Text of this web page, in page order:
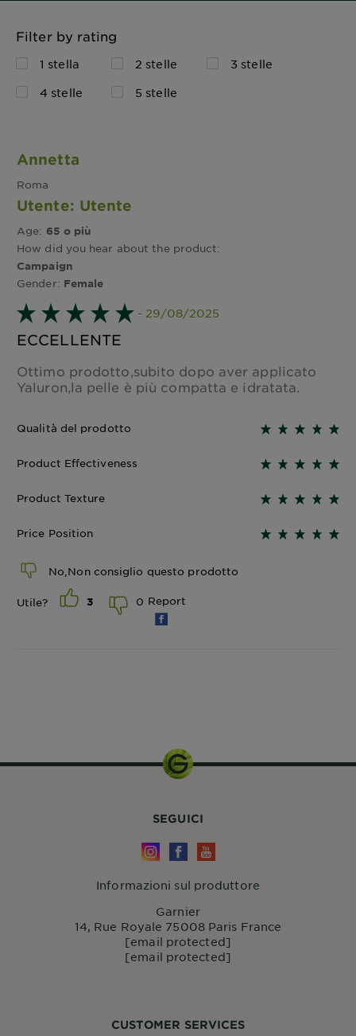
Filter by rating
1 stella 2 stelle
3 stelle
4 stelle
5 stelle
Annetta
Roma
Utente: Utente
Age: 65 o più
How did you hear about the product:
Campaign
Gender: Female
- 29/08/2025
ECCELLENTE
Ottimo prodotto,subito dopo aver applicato
Yaluron,la pelle è più compatta e idratata.
Qualità del prodotto
Product Effectiveness
Product Texture
Price Position
No,Non consiglio questo prodotto
Utile? 3 0 Report
CUSTOMER SERVICES
SEGUICI
Informazioni sul produttore
Garnier
14, Rue Royale 75008 Paris France
[email protected]
[email protected]